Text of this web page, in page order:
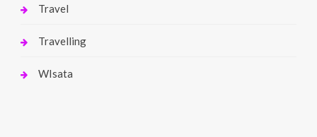
Travel
Travelling
WIsata